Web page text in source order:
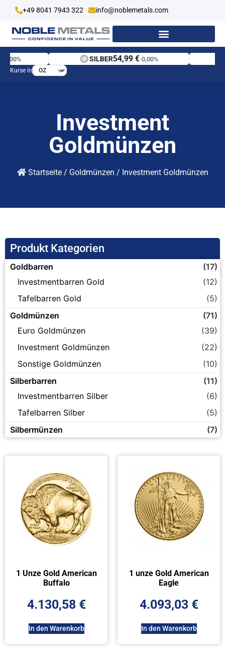
+49 8041 7943 322 info@noblemetals.com
SILBER54,99 €· 0,00%
Kurse in
Investment
Goldmünzen
Startseite/ Goldmünzen / Investment Goldmünzen
Produkt Kategorien
Goldbarren
(17)
Investmentbarren Gold
(12)
Tafelbarren Gold
(5)
Goldmünzen
(71)
Euro Goldmünzen
(39)
Investment Goldmünzen
(22)
Sonstige Goldmünzen
(10)
Silberbarren
(11)
Investmentbarren Silber
(6)
Tafelbarren Silber
(5)
Silbermünzen
(7)
1 Unze Gold American
Buffalo
4.130,58 €
In den Warenkorb
1 unze Gold American
Eagle
4.093,03 €
In den Warenkorb